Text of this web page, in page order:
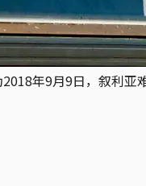
年9月9日，叙利